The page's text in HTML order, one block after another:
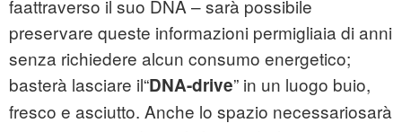
faattraverso il suo DNA – sarà possibile
preservare queste informazioni permigliaia di anni
senza richiedere alcun consumo energetico;
basterà lasciare il“DNA-drive” in un luogo buio,
fresco e asciutto. Anche lo spazio necessariosarà